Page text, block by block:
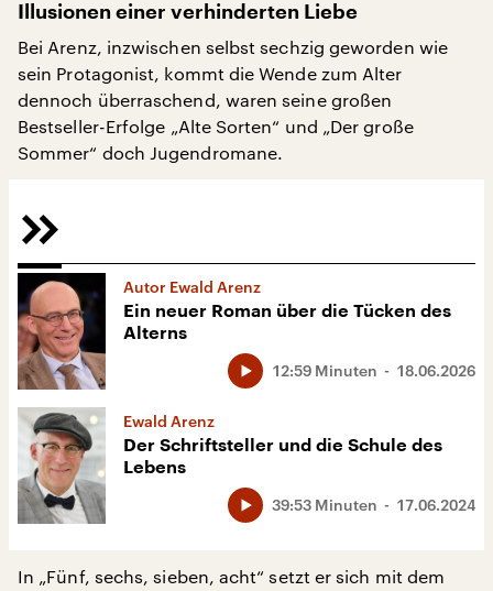
Illusionen einer verhinderten Liebe
Bei Arenz, inzwischen selbst sechzig geworden wie
sein Protagonist, kommt die Wende zum Alter
dennoch überraschend, waren seine großen
Bestseller-Erfolge „Alte Sorten“ und „Der große
Sommer“ doch Jugendromane.
Autor Ewald Arenz
Ein neuer Roman über die Tücken des
Alterns
18.06.2026
12:59 Minuten
Ewald Arenz
Der Schriftsteller und die Schule des
Lebens
17.06.2024
39:53 Minuten
In „Fünf, sechs, sieben, acht“ setzt er sich mit dem